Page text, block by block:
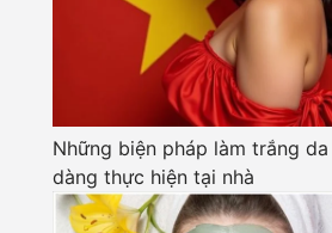
Những biện pháp làm trắng
dàng thực hiện tại nhà